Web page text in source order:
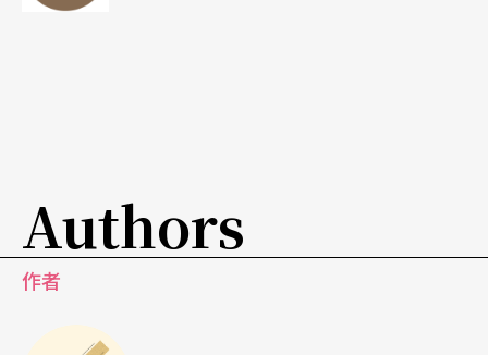
观赏舞蹈时，试试看想像，在每一个充满美感的肢
体律动中，都隐含充满各种可能的颠覆性、与生命
能量，或者甚至给自己一个机会去学学跳舞，感受
Authors
作者